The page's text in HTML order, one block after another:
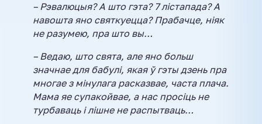
– Рэвалюцыя? А што гэта? 7 лістапада? А
навошта яно святкуецца? Прабачце, ніяк
не разумею, пра што вы…
– Ведаю, што свята, але яно больш
значнае для бабулі, якая ў гэты дзень пра
многае з мінулага расказвае, часта плача.
Мама яе супакойвае, а нас просіць не
турбаваць і лішне не распытваць…